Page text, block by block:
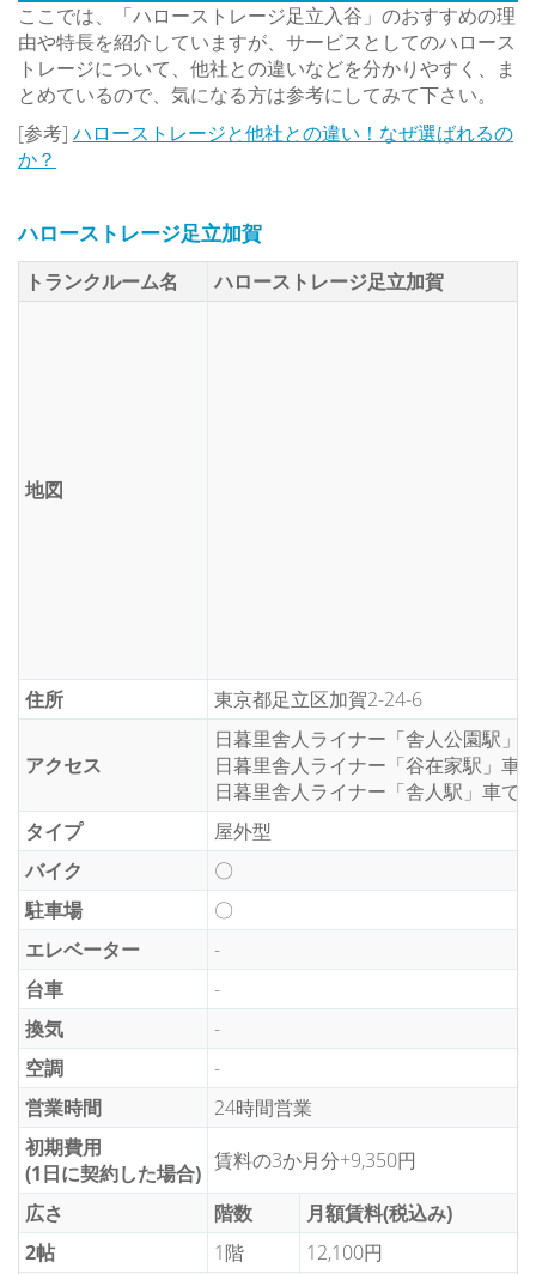
ここでは、「ハローストレージ足立入谷」のおすすめの理
由や特長を紹介していますが、サービスとしてのハロース
トレージについて、他社との違いなどを分かりやすく、ま
とめているので、気になる方は参考にしてみて下さい。
[参考] ハローストレージと他社との違い！なぜ選ばれるの
か？
ハローストレージ足立加賀
トランクルーム名 ハローストレージ足立加賀
地図
住所 東京都足立区加賀2-24-6
アクセス
日暮里舎人ライナー「舎人公園駅」
日暮里舎人ライナー「谷在家駅」車
日暮里舎人ライナー「舎人駅」車で6
タイプ
屋外型
バイク
〇
駐車場
〇
エレベーター
-
台車
-
換気
-
空調
-
営業時間
24時間営業
初期費用
(1日に契約した場合) 賃料の3か月分+9,350円
広さ
階数
月額賃料(税込み)
2帖
1階
12,100円